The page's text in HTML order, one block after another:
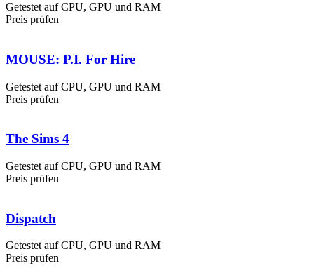
Getestet auf CPU, GPU und RAM
Preis prüfen
MOUSE: P.I. For Hire
Getestet auf CPU, GPU und RAM
Preis prüfen
The Sims 4
Getestet auf CPU, GPU und RAM
Preis prüfen
Dispatch
Getestet auf CPU, GPU und RAM
Preis prüfen